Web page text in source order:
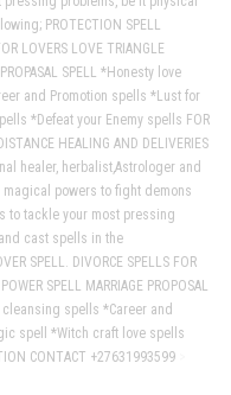
PROTECTION SPELL
LOVERS LOVE TRIANGLE
SPELL *Honesty love
and Promotion spells *Lust for
*Defeat your Enemy spells FOR
HEALING AND DELIVERIES
healer, herbalist,Astrologer and
powers to fight demons
to tackle your most pressing
cast spells in the
SPELL. DIVORCE SPELLS FOR
SPELL MARRIAGE PROPOSAL
spells *Career and
spell *Witch craft love spells
CONTACT +27631993599>